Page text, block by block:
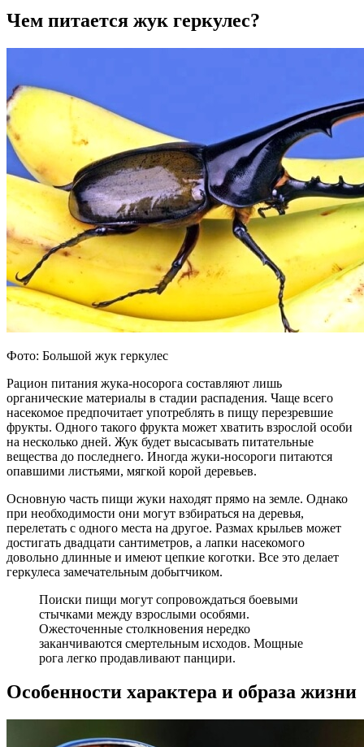
Чем питается жук геркулес?
Фото: Большой жук геркулес
Рацион питания жука-носорога составляют лишь
органические материалы в стадии распадения. Чаще всего
насекомое предпочитает употреблять в пищу перезревшие
фрукты. Одного такого фрукта может хватить взрослой особи
на несколько дней. Жук будет высасывать питательные
вещества до последнего. Иногда жуки-носороги питаются
опавшими листьями, мягкой корой деревьев.
Основную часть пищи жуки находят прямо на земле. Однако
при необходимости они могут взбираться на деревья,
перелетать с одного места на другое. Размах крыльев может
достигать двадцати сантиметров, а лапки насекомого
довольно длинные и имеют цепкие коготки. Все это делает
геркулеса замечательным добытчиком.
Поиски пищи могут сопровождаться боевыми
стычками между взрослыми особями.
Ожесточенные столкновения нередко
заканчиваются смертельным исходов. Мощные
рога легко продавливают панцири.
Особенности характера и образа жизни